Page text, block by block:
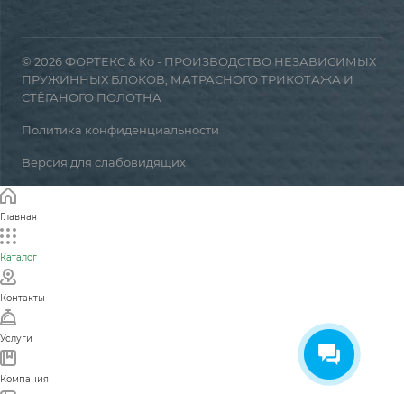
© 2026 ФОРТЕКС & Ко - ПРОИЗВОДСТВО НЕЗАВИСИМЫХ
ПРУЖИННЫХ БЛОКОВ, МАТРАСНОГО ТРИКОТАЖА И
СТЁГАНОГО ПОЛОТНА
Политика конфиденциальности
Версия для слабовидящих
Главная
Каталог
Контакты
Услуги
Компания